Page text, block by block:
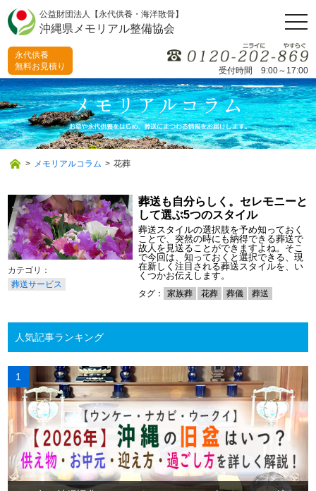
公益財団法人【永代供養・海洋散骨】
沖縄県メモリアル整備協会
受付時間 9:00～17:00
永代供養
無料お見積り
> メモリアルコラム > 花葬
葬送サービス
葬送も自分らしく。セレモニーと
して選ぶ5つのスタイル
葬送スタイルの選択肢を予め知っておく
ことで、突然の時にも納得できる葬送で
故人を見送ることができますよね。そこ
で今回は、知っておくと選択できる、現
在新しく注目される葬送スタイルを、い
くつかお伝えします。
タグ： 家族葬 花葬 葬儀 葬送
人気記事ランキング